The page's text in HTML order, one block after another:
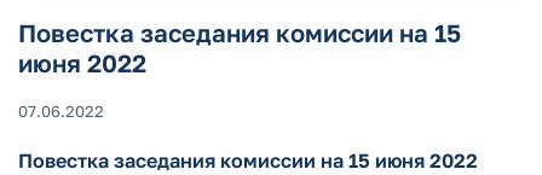
Повестка заседания комиссии на 15
июня 2022
07.06.2022
Повестка заседания комиссии на 15 июня 2022